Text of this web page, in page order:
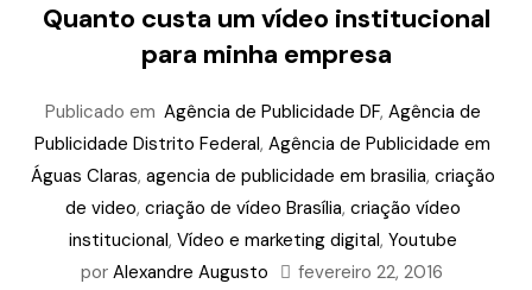
Quanto custa um vídeo institucional
para minha empresa
Publicado em Agência de Publicidade DF, Agência de
Publicidade Distrito Federal, Agência de Publicidade em
Águas Claras, agencia de publicidade em brasilia, criação
de video, criação de vídeo Brasília, criação vídeo
institucional, Vídeo e marketing digital, Youtube
por Alexandre Augusto
fevereiro 22, 2016